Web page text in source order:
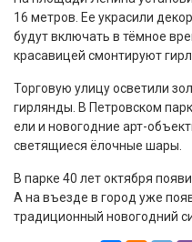
16 метров. Ее украсили
будут включать в тёмное
красавицей смонтируют
Торговую улицу осветили
гирлянды. В Петровском
ели и новогодние арт-
светящиеся ёлочные шары.
В парке 40 лет октября
А на въезде в город уже
традиционный новогодний